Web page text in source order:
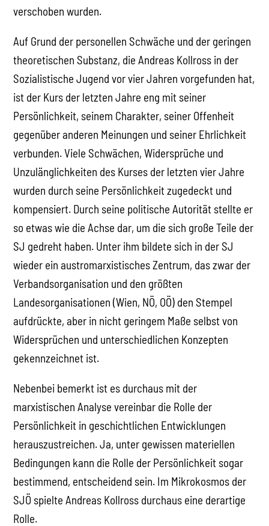
verschoben wurden.
Auf Grund der personellen Schwäche und der geringen
theoretischen Substanz, die Andreas Kollross in der
Sozialistische Jugend vor vier Jahren vorgefunden hat,
ist der Kurs der letzten Jahre eng mit seiner
Persönlichkeit, seinem Charakter, seiner Offenheit
gegenüber anderen Meinungen und seiner Ehrlichkeit
verbunden. Viele Schwächen, Widersprüche und
Unzulänglichkeiten des Kurses der letzten vier Jahre
wurden durch seine Persönlichkeit zugedeckt und
kompensiert. Durch seine politische Autorität stellte er
so etwas wie die Achse dar, um die sich große Teile der
SJ gedreht haben. Unter ihm bildete sich in der SJ
wieder ein austromarxistisches Zentrum, das zwar der
Verbandsorganisation und den größten
Landesorganisationen (Wien, NÖ, OÖ) den Stempel
aufdrückte, aber in nicht geringem Maße selbst von
Widersprüchen und unterschiedlichen Konzepten
gekennzeichnet ist.
Nebenbei bemerkt ist es durchaus mit der
marxistischen Analyse vereinbar die Rolle der
Persönlichkeit in geschichtlichen Entwicklungen
herauszustreichen. Ja, unter gewissen materiellen
Bedingungen kann die Rolle der Persönlichkeit sogar
bestimmend, entscheidend sein. Im Mikrokosmos der
SJÖ spielte Andreas Kollross durchaus eine derartige
Rolle.